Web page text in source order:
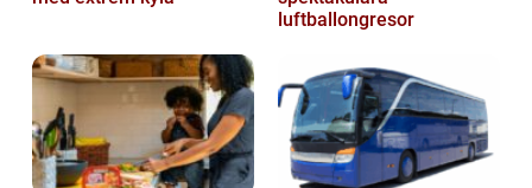
luftballongresor